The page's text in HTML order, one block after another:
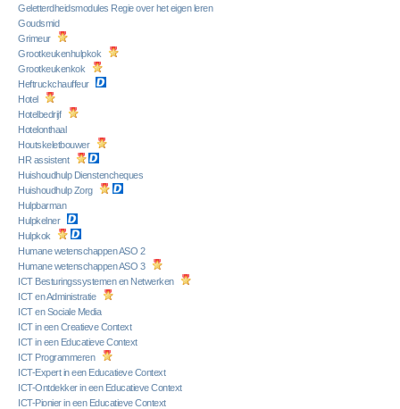
Geletterdheidsmodules Regie over het eigen leren
Goudsmid
Grimeur
Grootkeukenhulpkok
Grootkeukenkok
Heftruckchauffeur
Hotel
Hotelbedrijf
Hotelonthaal
Houtskeletbouwer
HR assistent
Huishoudhulp Dienstencheques
Huishoudhulp Zorg
Hulpbarman
Hulpkelner
Hulpkok
Humane wetenschappen ASO 2
Humane wetenschappen ASO 3
ICT Besturingssystemen en Netwerken
ICT en Administratie
ICT en Sociale Media
ICT in een Creatieve Context
ICT in een Educatieve Context
ICT Programmeren
ICT-Expert in een Educatieve Context
ICT-Ontdekker in een Educatieve Context
ICT-Pionier in een Educatieve Context